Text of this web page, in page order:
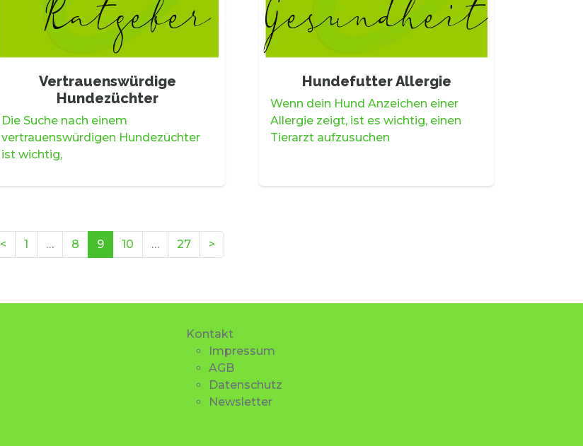
Vertrauenswürdige
Hundezüchter
Die Suche nach einem
vertrauenswürdigen Hundezüchter
ist wichtig,
Hundefutter Allergie
Wenn dein Hund Anzeichen einer
Allergie zeigt, ist es wichtig, einen
Tierarzt aufzusuchen
< 1 … 8 9(aktuell)
10 … 27 >
Kontakt
Impressum
AGB
Datenschutz
Newsletter